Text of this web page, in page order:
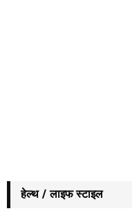
हेल्थ / लाइफ स्टाइल